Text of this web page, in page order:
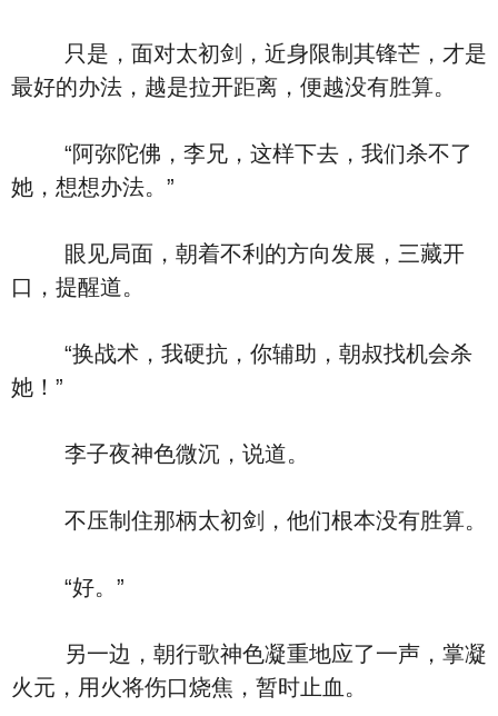
只是，面对太初剑，近身限制其锋芒，才是
最好的办法，越是拉开距离，便越没有胜算。
“阿弥陀佛，李兄，这样下去，我们杀不了
她，想想办法。”
眼见局面，朝着不利的方向发展，三藏开
口，提醒道。
“换战术，我硬抗，你辅助，朝叔找机会杀
她！”
李子夜神色微沉，说道。
不压制住那柄太初剑，他们根本没有胜算。
“好。”
另一边，朝行歌神色凝重地应了一声，掌凝
火元，用火将伤口烧焦，暂时止血。